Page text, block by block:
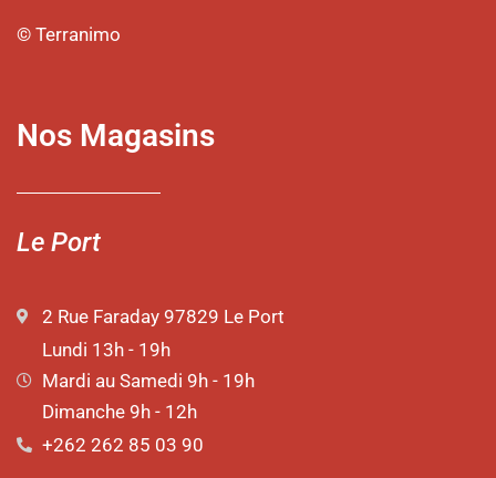
© Terranimo
Nos Magasins
Le Port
2 Rue Faraday 97829 Le Port
Lundi 13h - 19h
Mardi au Samedi 9h - 19h
Dimanche 9h - 12h
+262 262 85 03 90